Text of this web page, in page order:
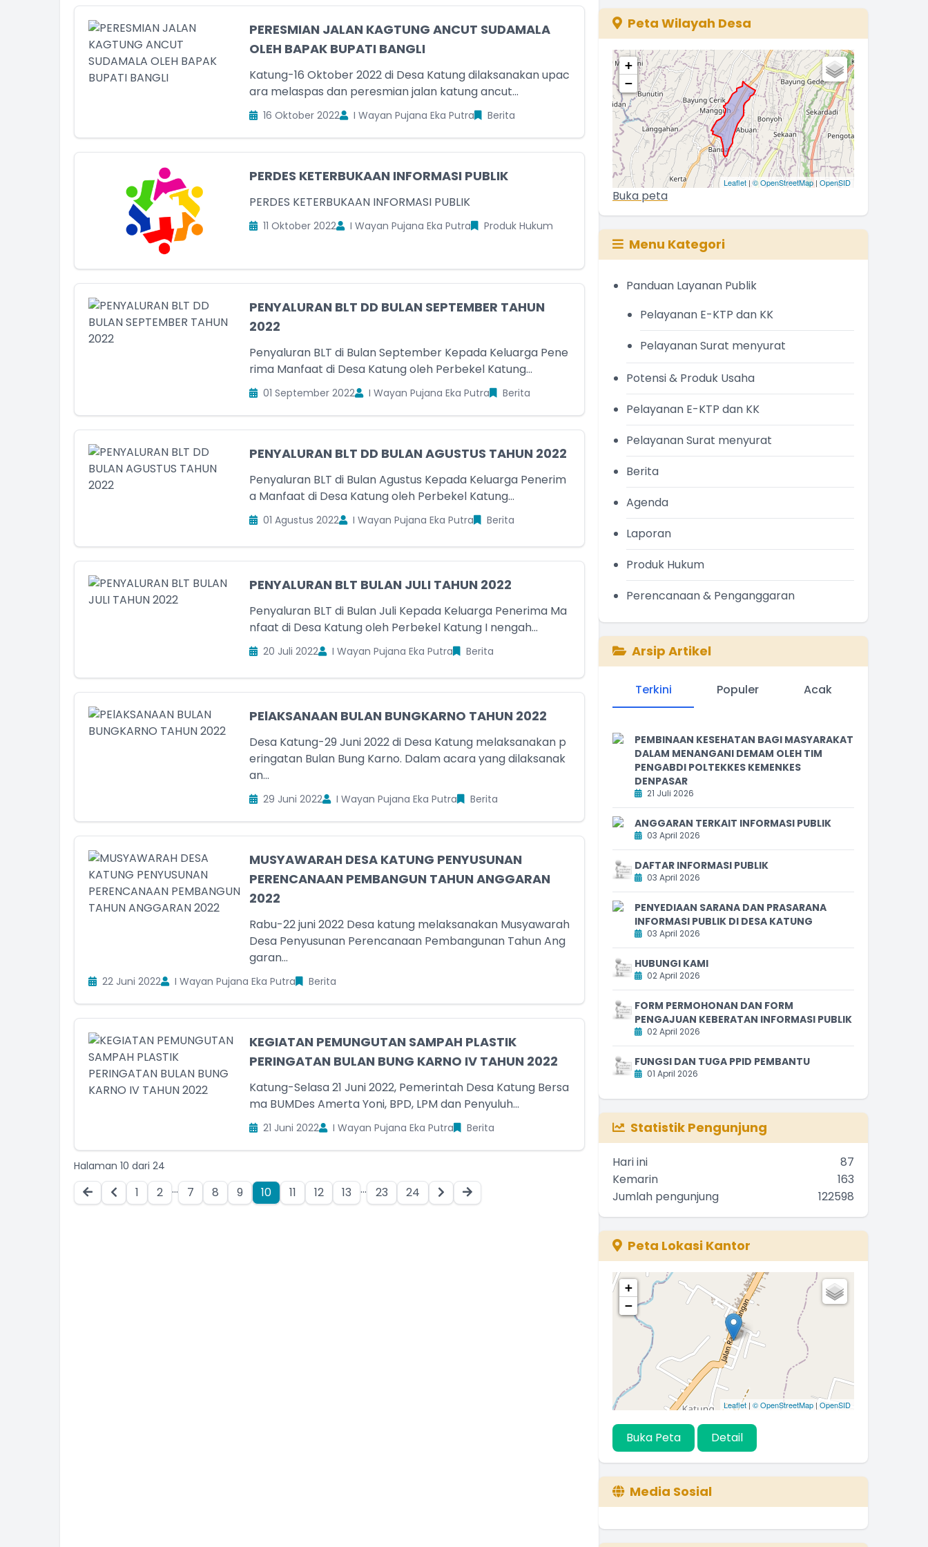
PERESMIAN JALAN KAGTUNG ANCUT SUDAMALA
OLEH BAPAK BUPATI BANGLI
Katung-16 Oktober 2022 di Desa Katung dilaksanakan upac
ara melaspas dan peresmian jalan katung ancut...
16 Oktober 2022 I Wayan Pujana Eka Putra Berita
PERDES KETERBUKAAN INFORMASI PUBLIK
PERDES KETERBUKAAN INFORMASI PUBLIK
11 Oktober 2022 I Wayan Pujana Eka Putra Produk Hukum
PENYALURAN BLT DD BULAN SEPTEMBER TAHUN
2022
Penyaluran BLT di Bulan September Kepada Keluarga Pene
rima Manfaat di Desa Katung oleh Perbekel Katung...
01 September 2022 I Wayan Pujana Eka Putra Berita
PENYALURAN BLT DD BULAN AGUSTUS TAHUN 2022
Penyaluran BLT di Bulan Agustus Kepada Keluarga Penerim
a Manfaat di Desa Katung oleh Perbekel Katung...
01 Agustus 2022 I Wayan Pujana Eka Putra Berita
PENYALURAN BLT BULAN JULI TAHUN 2022
Penyaluran BLT di Bulan Juli Kepada Keluarga Penerima Ma
nfaat di Desa Katung oleh Perbekel Katung I nengah...
20 Juli 2022 I Wayan Pujana Eka Putra Berita
PElAKSANAAN BULAN BUNGKARNO TAHUN 2022
Desa Katung-29 Juni 2022 di Desa Katung melaksanakan p
eringatan Bulan Bung Karno. Dalam acara yang dilaksanak
an...
29 Juni 2022 I Wayan Pujana Eka Putra Berita
MUSYAWARAH DESA KATUNG PENYUSUNAN
PERENCANAAN PEMBANGUN TAHUN ANGGARAN
2022
Rabu-22 juni 2022 Desa katung melaksanakan Musyawarah
Desa Penyusunan Perencanaan Pembangunan Tahun Ang
garan...
22 Juni 2022 I Wayan Pujana Eka Putra Berita
KEGIATAN PEMUNGUTAN SAMPAH PLASTIK
PERINGATAN BULAN BUNG KARNO IV TAHUN 2022
Katung-Selasa 21 Juni 2022, Pemerintah Desa Katung Bersa
ma BUMDes Amerta Yoni, BPD, LPM dan Penyuluh...
21 Juni 2022 I Wayan Pujana Eka Putra Berita
Halaman 10 dari 24
1 2 ... 7 8 9 10 11 12 13 ... 23 24
The chart has 1 Y axis displaying values. Range: 0 to
Peta Wilayah Desa
+
−
Leaflet | © OpenStreetMap| OpenSID
Buka peta
Menu Kategori
Panduan Layanan Publik
Pelayanan E-KTP dan KK
Pelayanan Surat menyurat
Potensi & Produk Usaha
Pelayanan E-KTP dan KK
Pelayanan Surat menyurat
Berita
Agenda
Laporan
Produk Hukum
Perencanaan & Penganggaran
Arsip Artikel
Terkini Populer Acak
PEMBINAAN KESEHATAN BAGI MASYARAKAT
DALAM MENANGANI DEMAM OLEH TIM
PENGABDI POLTEKKES KEMENKES
DENPASAR
21 Juli 2026
ANGGARAN TERKAIT INFORMASI PUBLIK
03 April 2026
DAFTAR INFORMASI PUBLIK
03 April 2026
PENYEDIAAN SARANA DAN PRASARANA
INFORMASI PUBLIK DI DESA KATUNG
03 April 2026
HUBUNGI KAMI
02 April 2026
FORM PERMOHONAN DAN FORM
PENGAJUAN KEBERATAN INFORMASI PUBLIK
02 April 2026
FUNGSI DAN TUGA PPID PEMBANTU
01 April 2026
Statistik Pengunjung
Hari ini
87
Kemarin
163
Jumlah pengunjung
122598
Peta Lokasi Kantor
+
−
Leaflet | © OpenStreetMap | OpenSID
Buka Peta Detail
Media Sosial